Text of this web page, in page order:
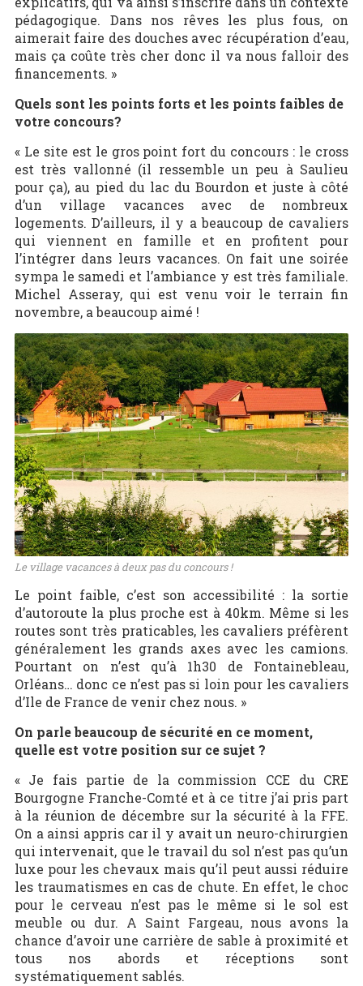
pédagogique. Dans nos rêves les plus fous, on
aimerait faire des douches avec récupération d’eau,
mais ça coûte très cher donc il va nous falloir des
financements. »
Quels sont les points forts et les points faibles de
votre concours?
« Le site est le gros point fort du concours : le cross
est très vallonné (il ressemble un peu à Saulieu
pour ça), au pied du lac du Bourdon et juste à côté
d’un village vacances avec de nombreux
logements. D’ailleurs, il y a beaucoup de cavaliers
qui viennent en famille et en profitent pour
l’intégrer dans leurs vacances. On fait une soirée
sympa le samedi et l’ambiance y est très familiale.
Michel Asseray, qui est venu voir le terrain fin
novembre, a beaucoup aimé !
Le village vacances à deux pas du concours !
Le point faible, c’est son accessibilité : la sortie
d’autoroute la plus proche est à 40km. Même si les
routes sont très praticables, les cavaliers préfèrent
généralement les grands axes avec les camions.
Pourtant on n’est qu’à 1h30 de Fontainebleau,
Orléans… donc ce n’est pas si loin pour les cavaliers
d’Ile de France de venir chez nous. »
On parle beaucoup de sécurité en ce moment,
quelle est votre position sur ce sujet ?
« Je fais partie de la commission CCE du CRE
Bourgogne Franche-Comté et à ce titre j’ai pris part
à la réunion de décembre sur la sécurité à la FFE.
On a ainsi appris car il y avait un neuro-chirurgien
qui intervenait, que le travail du sol n’est pas qu’un
luxe pour les chevaux mais qu’il peut aussi réduire
les traumatismes en cas de chute. En effet, le choc
pour le cerveau n’est pas le même si le sol est
meuble ou dur. A Saint Fargeau, nous avons la
chance d’avoir une carrière de sable à proximité et
tous nos abords et réceptions sont
systématiquement sablés.